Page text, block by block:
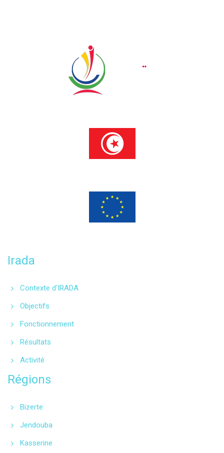
Irada
Contexte d'IRADA
Objectifs
Fonctionnement
Résultats
Activité
Régions
Bizerte
Jendouba
Kasserine